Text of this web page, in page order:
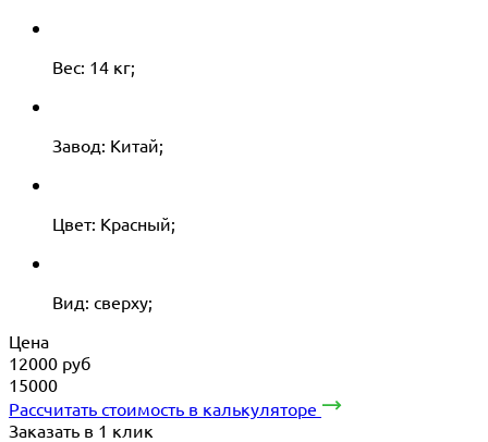
Вес: 14 кг;
Завод: Китай;
Цвет: Красный;
Вид: сверху;
Цена
12000 руб
15000
Рассчитать стоимость в калькуляторе
Заказать в 1 клик